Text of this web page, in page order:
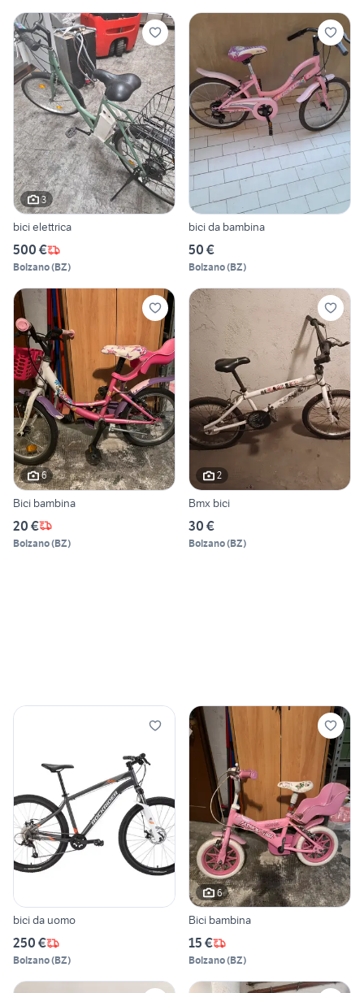
3
bici elettrica
500 €
Bolzano(BZ)
bici da bambina
50 €
Bolzano(BZ)
6
Bici bambina
20 €
Bolzano(BZ)
2
Bmx bici
30 €
Bolzano(BZ)
bici da uomo
250 €
Bolzano(BZ)
6
Bici bambina
15 €
Bolzano(BZ)